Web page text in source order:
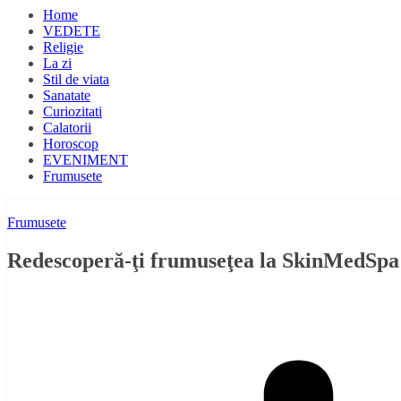
Home
VEDETE
Religie
La zi
Stil de viata
Sanatate
Curiozitati
Calatorii
Horoscop
EVENIMENT
Frumusete
Frumusete
Redescoperă-ţi frumuseţea la